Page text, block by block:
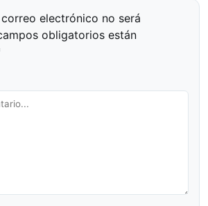
electrónico no será
obligatorios están